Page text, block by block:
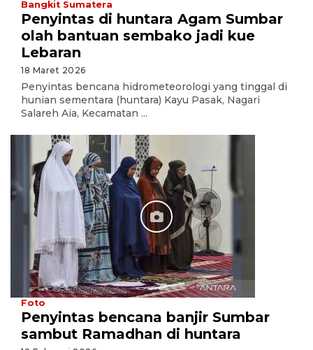
Bangkit Sumatera
Penyintas di huntara Agam Sumbar
olah bantuan sembako jadi kue
Lebaran
18 Maret 2026
Penyintas bencana hidrometeorologi yang tinggal di
hunian sementara (huntara) Kayu Pasak, Nagari
Salareh Aia, Kecamatan ...
Foto
Penyintas bencana banjir Sumbar
sambut Ramadhan di huntara